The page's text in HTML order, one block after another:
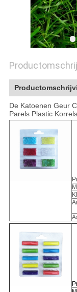
De Katoenen Geur
Parels Plastic